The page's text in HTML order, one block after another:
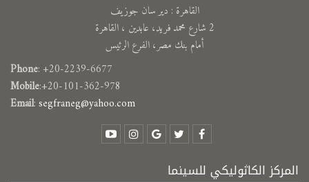
القاهرة : دير سان جوزيف
2 شارع محمد فريد، عابدين ، القاهرة
أمام بنك مصر، الفرع الرئيس
Phone: +20-2239-6677
Mobile:+20-101-362-978
Email:segfraneg@yahoo.com
المركز الكاثوليكي للسينما